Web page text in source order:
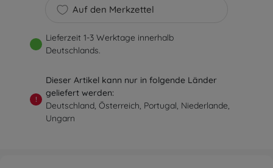
Auf den Merkzettel
Lieferzeit 1-3 Werktage innerhalb
Deutschlands.
!
Dieser Artikel kann nur in folgende Länder
geliefert werden:
Deutschland, Österreich, Portugal, Niederlande,
Ungarn